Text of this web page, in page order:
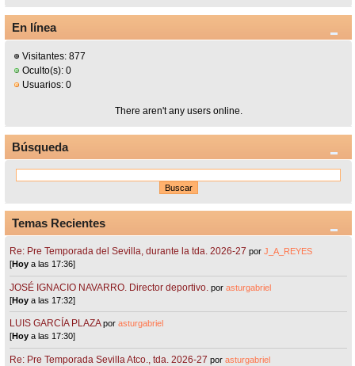
En línea
Visitantes: 877
Oculto(s): 0
Usuarios: 0
There aren't any users online.
Búsqueda
Temas Recientes
Re: Pre Temporada del Sevilla, durante la tda. 2026-27 porJ_A_REYES
[Hoy a las 17:36]
JOSÉ IGNACIO NAVARRO. Director deportivo. porasturgabriel
[Hoy a las 17:32]
LUIS GARCÍA PLAZA porasturgabriel
[Hoy a las 17:30]
Re: Pre Temporada Sevilla Atco., tda. 2026-27 porasturgabriel